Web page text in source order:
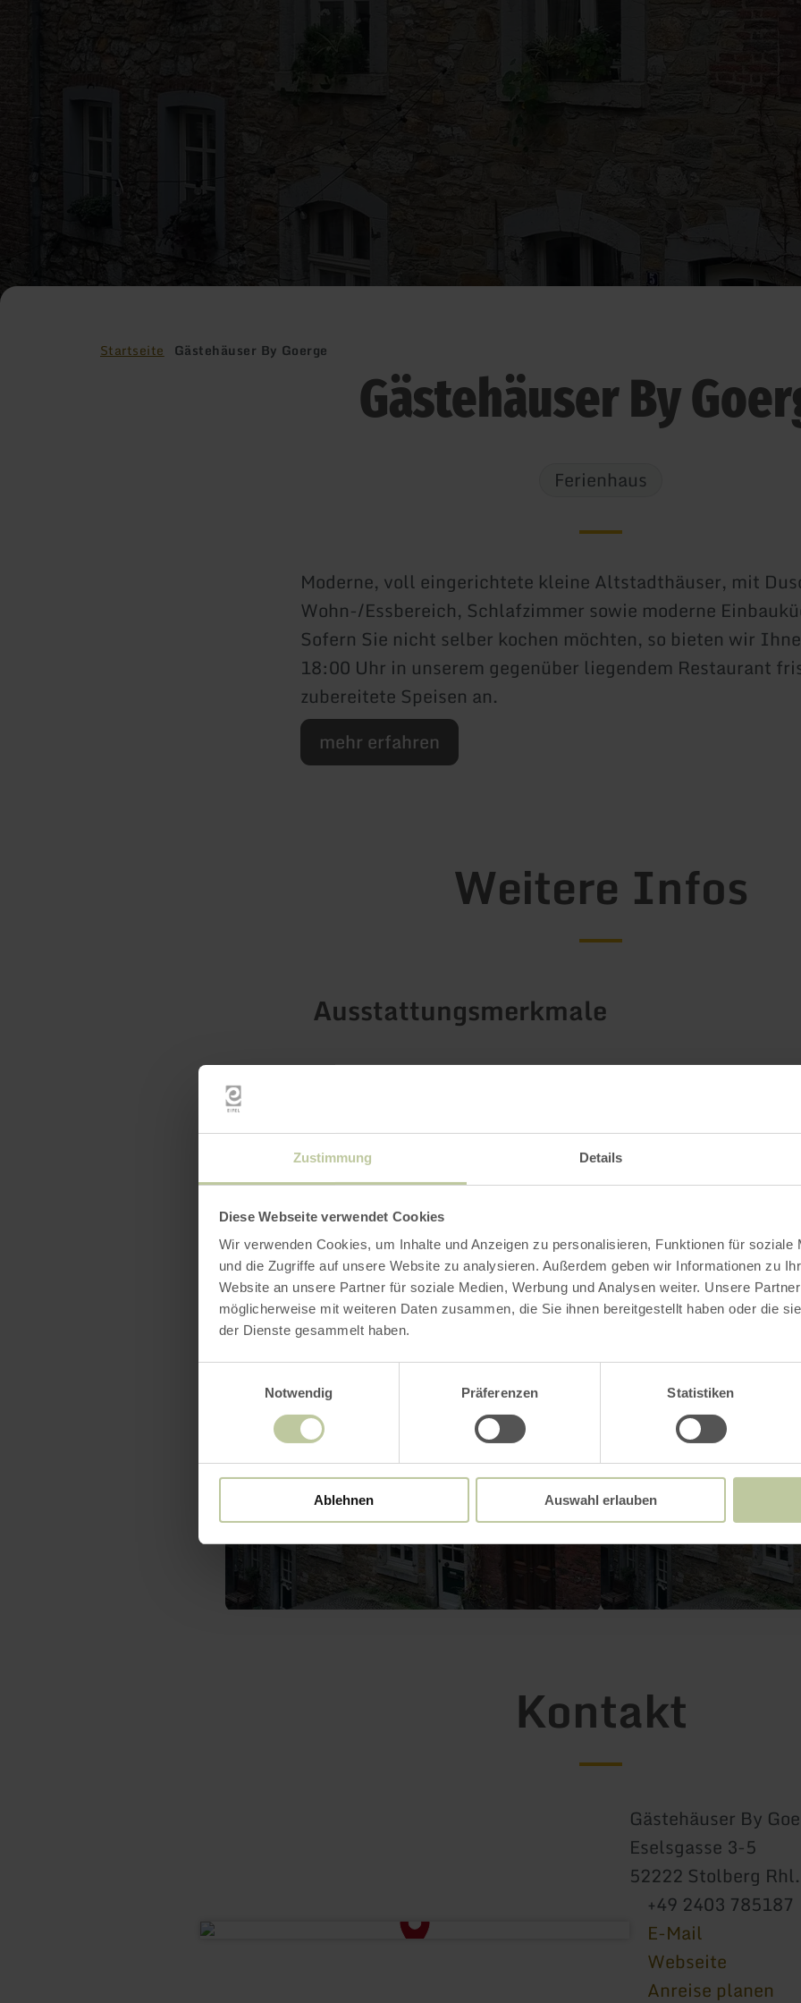
Zustimmung Details
Diese Webseite verwendet Cookies
Wir verwenden Cookies, um Inhalte und Anzeigen zu personalisieren, Funktionen für soziale
und die Zugriffe auf unsere Website zu analysieren. Außerdem geben wir Informationen zu
Website an unsere Partner für soziale Medien, Werbung und Analysen weiter. Unsere
möglicherweise mit weiteren Daten zusammen, die Sie ihnen bereitgestellt haben oder die
der Dienste gesammelt haben.
Notwendig
Präferenzen Statistiken
Ablehnen Auswahl erlauben
Startseite Gästehäuser By Goerge
Gästehäuser By
Ferienhaus
Moderne, voll eingerichtete kleine Altstadthäuser, mit
Wohn-/Essbereich, Schlafzimmer sowie moderne
Sofern Sie nicht selber kochen möchten, so bieten wir
18:00 Uhr in unserem gegenüber liegendem Restaurant
zubereitete Speisen an.
mehr erfahren
Weitere Infos
Ausstattungsmerkmale
Impressionen
Kontakt
Gästehäuser By
Eselsgasse 3-5
52222 Stolberg Rhl.
+49 2403 785187
E-Mail
Webseite
Anreise planen